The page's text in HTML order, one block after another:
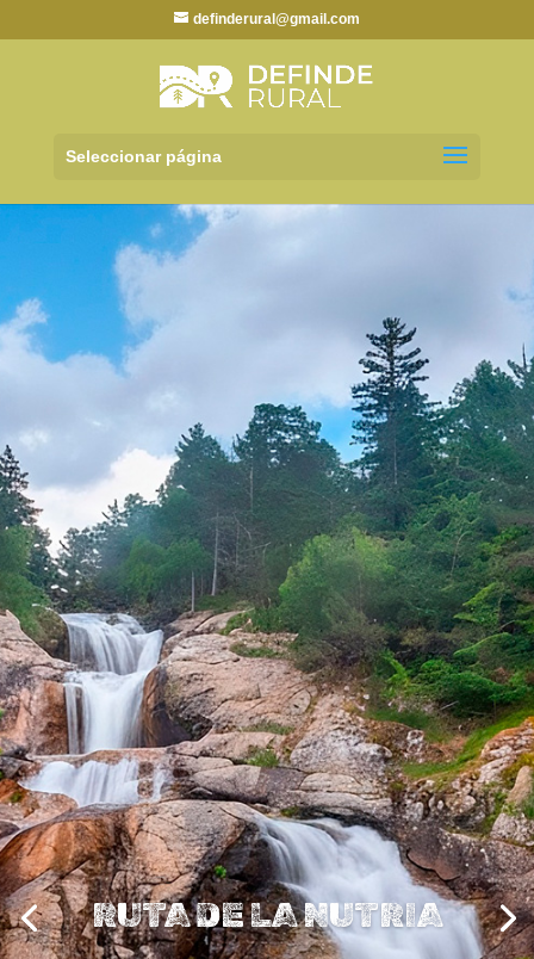
definderural@gmail.com
Seleccionar página
RUTA DE LA NUTRIA